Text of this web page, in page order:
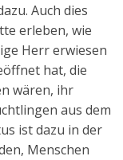
Auch dies
erleben, wie
Herr erwiesen
hat, die
wären, ihr
aus dem
ist dazu in der
Menschen